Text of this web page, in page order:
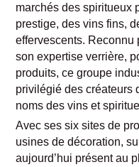
marchés des spiritueux
prestige, des vins fins,
effervescents. Reconnu
son expertise verrière,
produits, ce groupe
privilégié des créateurs
noms des vins et
Avec ses six sites de
usines de décoration,
aujourd’hui présent au